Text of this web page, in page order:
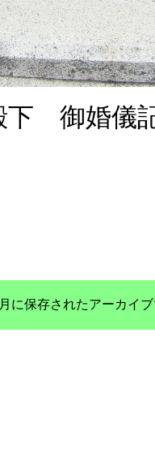
下 御婚儀
に保存されたアーカイ